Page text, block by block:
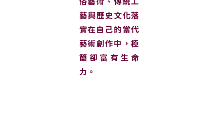
藝與歷史文化落
實在自己的當代
藝術創作中，極
簡卻富有生命
力。